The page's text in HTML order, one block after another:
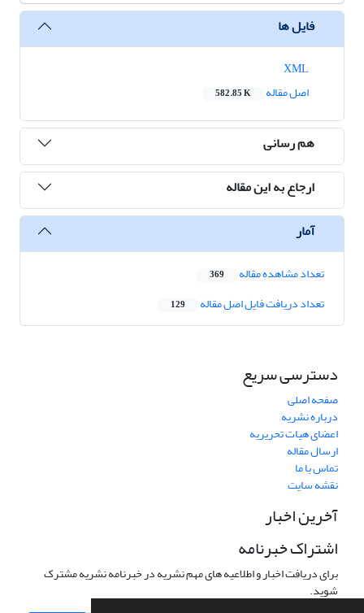
فایل ها
اصل مقاله
582.85 K
هم رسانی
ارجاع به این مقاله
آمار
تعداد مشاهده مقاله 369
تعداد دریافت فایل اصل مقاله 129
دسترسی سریع
صفحه اصلی
درباره نشریه
اعضای هیات تحریریه
ارسال مقاله
تماس با ما
نقشه سایت
آخرین اخبار
اشتراک خبرنامه
برای دریافت اخبار و اطلاعیه های مهم نشریه در خبرنامه نشریه مشترک
شوید.